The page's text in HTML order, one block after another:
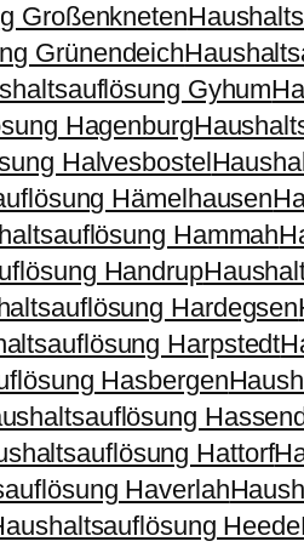
Großenkneten
Grünendeich
Gyhum
Hagenburg
Halvesbostel
Hämelhausen
Hammah
Handrup
Hardegsen
Harpstedt
Hasbergen
Hattorf
Haverlah
Heede